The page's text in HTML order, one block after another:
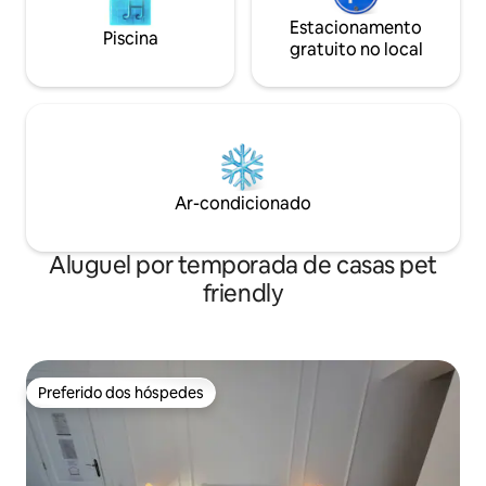
Piscina
Estacionamento
gratuito no local
Ar-condicionado
Aluguel por temporada de casas pet
friendly
Preferido dos hóspedes
Preferido dos hóspedes